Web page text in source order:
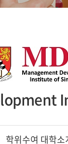
학위수여 대학소